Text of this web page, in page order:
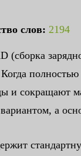
слов: 2194
(сборка
и сокращают
а